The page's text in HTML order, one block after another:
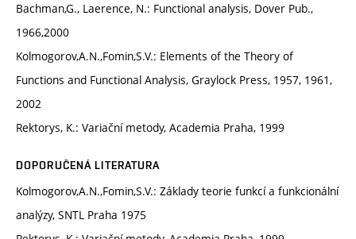
Bachman,G., Laerence, N.: Functional analysis, Dover Pub.,
1966,2000
Kolmogorov,A.N.,Fomin,S.V.: Elements of the Theory of
Functions and Functional Analysis, Graylock Press, 1957, 1961,
2002
Rektorys, K.: Variační metody, Academia Praha, 1999
DOPORUČENÁ LITERATURA
Kolmogorov,A.N.,Fomin,S.V.: Základy teorie funkcí a funkcionální
analýzy, SNTL Praha 1975